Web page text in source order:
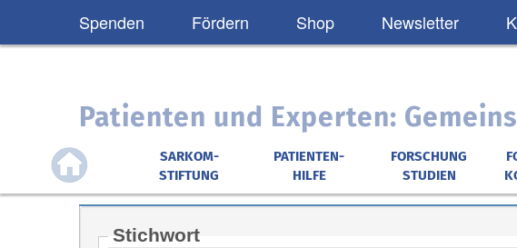
Spenden Fördern Shop Newsletter
Patienten und Experten:
SARKOM-
STIFTUNG
PATIENTEN-
HILFE
FORSCHUNG
STUDIEN
Stichwort